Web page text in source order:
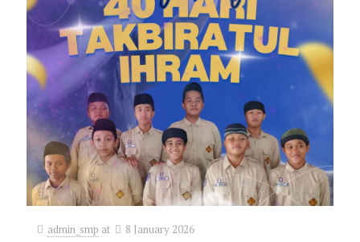
admin_smp at
8 January 2026